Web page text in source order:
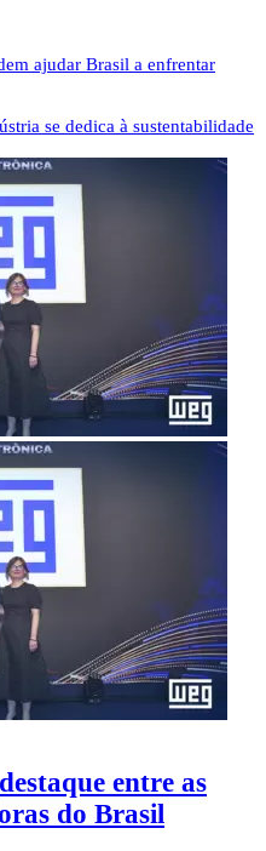
ajudar Brasil a enfrentar
se dedica à sustentabilidade
entre as
do Brasil